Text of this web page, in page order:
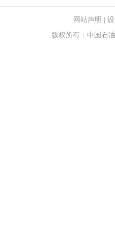
网站声明
版权所有：中国石